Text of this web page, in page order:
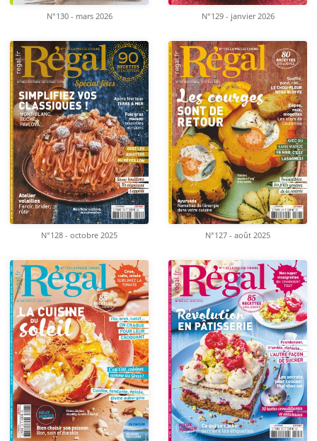
N°130 - mars 2026 N°129 - janvier 2026
N°128 - octobre 2025 N°127 - août 2025